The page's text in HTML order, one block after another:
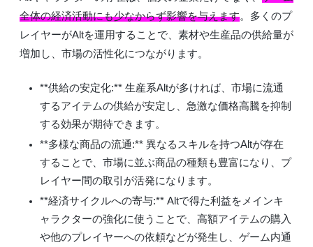
全体の経済活動にも少なからず影響を与えます。多くのプ
レイヤーがAltを運用することで、素材や生産品の供給量が
増加し、市場の活性化につながります。
**供給の安定化:** 生産系Altが多ければ、市場に流通
するアイテムの供給が安定し、急激な価格高騰を抑制
する効果が期待できます。
**多様な商品の流通:** 異なるスキルを持つAltが存在
することで、市場に並ぶ商品の種類も豊富になり、プ
レイヤー間の取引が活発になります。
**経済サイクルへの寄与:** Altで得た利益をメインキ
ャラクターの強化に使うことで、高額アイテムの購入
や他のプレイヤーへの依頼などが発生し、ゲーム内通